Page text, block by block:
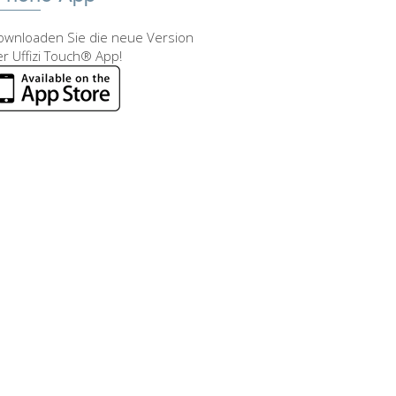
Sie die neue Version
Uffizi Touch® App!